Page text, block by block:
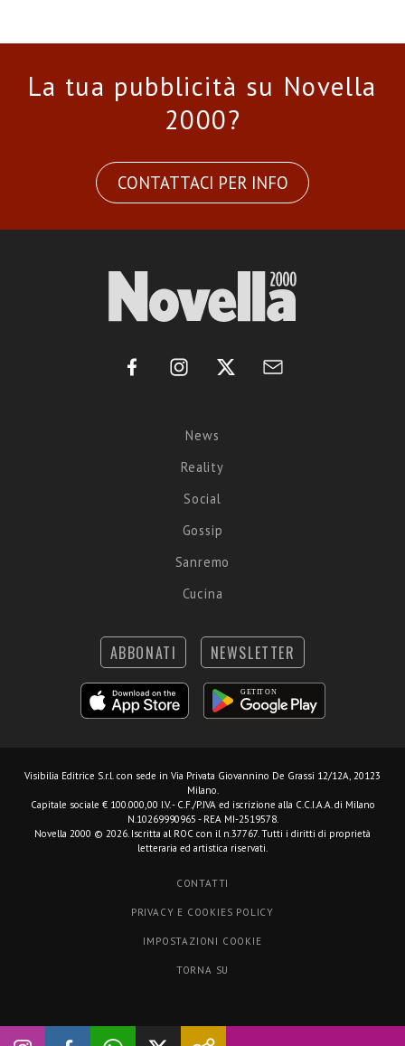
La tua pubblicità su Novella
2000?
CONTATTACI PER INFO
News
Reality
Social
Gossip
Sanremo
Cucina
ABBONATI NEWSLETTER
Visibilia Editrice S.r.l. con sede in Via Privata Giovannino De Grassi 12/12A, 20123
Milano.
Capitale sociale € 100.000,00 I.V. - C.F./P.IVA ed iscrizione alla C.C.I.A.A. di Milano
N.10269990965 - REA MI-2519578.
Novella 2000 © 2026. Iscritta al ROC con il n.37767. Tutti i diritti di proprietà
letteraria ed artistica riservati.
CONTATTI
PRIVACY E COOKIES POLICY
IMPOSTAZIONI COOKIE
TORNA SU